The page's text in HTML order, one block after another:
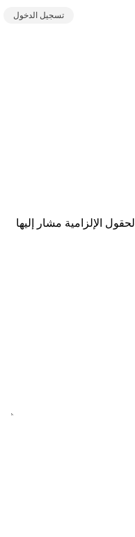
تسجيل الدخول
الحقول الإلزامية مشار إليها